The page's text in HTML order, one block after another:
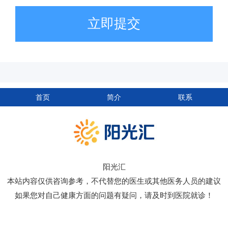
立即提交
首页 简介 联系
阳光汇
本站内容仅供咨询参考，不代替您的医生或其他医务人员的建议
如果您对自己健康方面的问题有疑问，请及时到医院就诊！